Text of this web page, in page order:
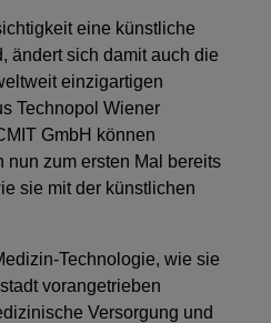
eine künstliche
ändert sich damit auch die
einzigartigen
Technopol Wiener
GmbH können
nun zum ersten Mal bereits
sie mit der künstlichen
Technologie, wie sie
vorangetrieben
Versorgung und